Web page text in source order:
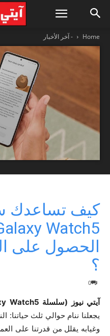
Home - آخر الأخبار
كيف تساعدك
الحصول على
؟
0
آيتي نيوز (سلسلة Samsung Galaxy Watch5) –
يجعلنا ننام حوالي ثلث حياتنا:
وغيابه يقلل من قدرتنا على